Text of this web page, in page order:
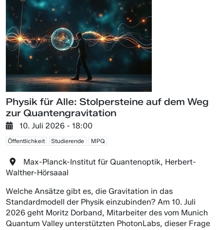
Physik für Alle: Stolpersteine auf dem Weg
zur Quantengravitation
10. Juli 2026 - 18:00
Öffentlichkeit Studierende MPQ
Max-Planck-Institut für Quantenoptik, Herbert-
Walther-Hörsaaal
Welche Ansätze gibt es, die Gravitation in das
Standardmodell der Physik einzubinden? Am 10. Juli
2026 geht Moritz Dorband, Mitarbeiter des vom Munich
Quantum Valley unterstützten PhotonLabs, dieser Frage